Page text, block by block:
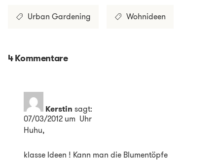
Urban Gardening Wohnideen
4 Kommentare
Kerstin sagt:
07/03/2012 um Uhr
Huhu,
klasse Ideen ! Kann man die Blumentöpfe